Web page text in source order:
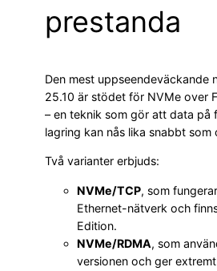
prestanda
Den mest uppseendeväckande
25.10 är stödet för NVMe over
– en teknik som gör att data på
lagring kan nås lika snabbt som
Två varianter erbjuds:
NVMe/TCP, som
Ethernet-nätverk och
Edition.
NVMe/RDMA, som
versionen och ger